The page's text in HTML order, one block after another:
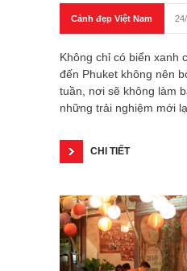
Cảnh đẹp Việt Nam
Không chỉ có biển xanh
đến Phuket không nên
tuần, nơi sẽ không làm
những trải nghiệm mới lạ.
CHI TIẾT